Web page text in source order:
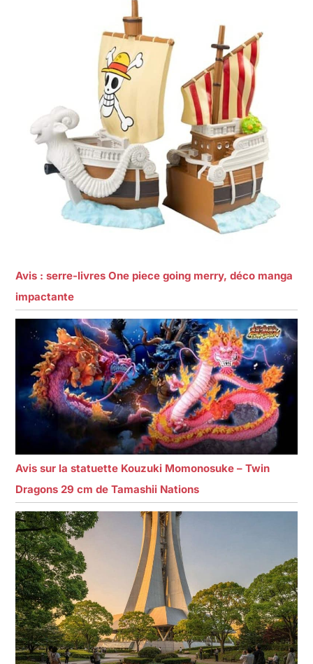
Avis : serre-livres One piece going merry, déco manga
impactante
Avis sur la statuette Kouzuki Momonosuke – Twin
Dragons 29 cm de Tamashii Nations